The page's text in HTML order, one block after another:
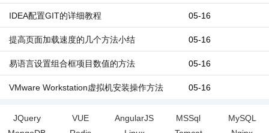
脑开机和关机时间 05-16
IDEA配置GIT的详细教程
05-16
提高页面加载速度的几个方法小结
05-16
易语言设置组合框项目数值的方法
05-16
VMware Workstation虚拟机安装操作方法
JQuery VUE AngularJS MSSql
MySQL